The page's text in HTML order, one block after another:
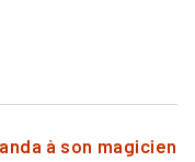
à son magicien